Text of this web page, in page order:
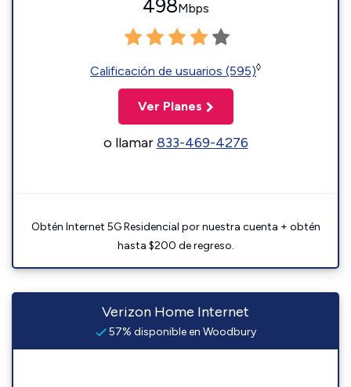
498Mbps
Calificación de usuarios (595)◊
Ver Planes
o llamar833-469-4276
Obtén Internet 5G Residencial por nuestra cuenta + obtén
hasta $200 de regreso.
Verizon Home Internet
57% disponible en Woodbury